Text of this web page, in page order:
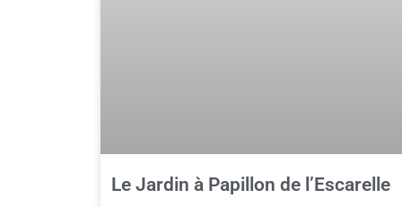
Le Jardin à Papillon de l’Escarelle